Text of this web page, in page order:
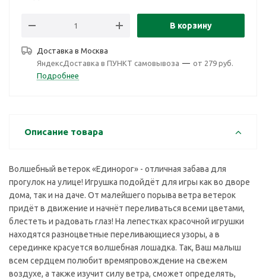
В корзину
Доставка в Москва
ЯндексДоставка в ПУНКТ самовывоза — от 279 руб.
Подробнее
Описание товара
Волшебный ветерок «Единорог» - отличная забава для
прогулок на улице! Игрушка подойдёт для игры как во дворе
дома, так и на даче. От малейшего порыва ветра ветерок
придёт в движение и начнёт переливаться всеми цветами,
блестеть и радовать глаз! На лепестках красочной игрушки
находятся разноцветные переливающиеся узоры, а в
серединке красуется волшебная лошадка. Так, Ваш малыш
всем сердцем полюбит времяпровождение на свежем
воздухе, а также изучит силу ветра, сможет определять,